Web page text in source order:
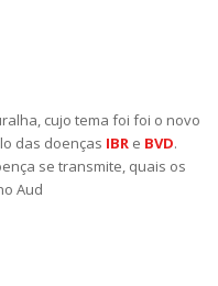
cujo tema foi foi o novo
das doenças IBR e BVD.
se transmite, quais os
Aud